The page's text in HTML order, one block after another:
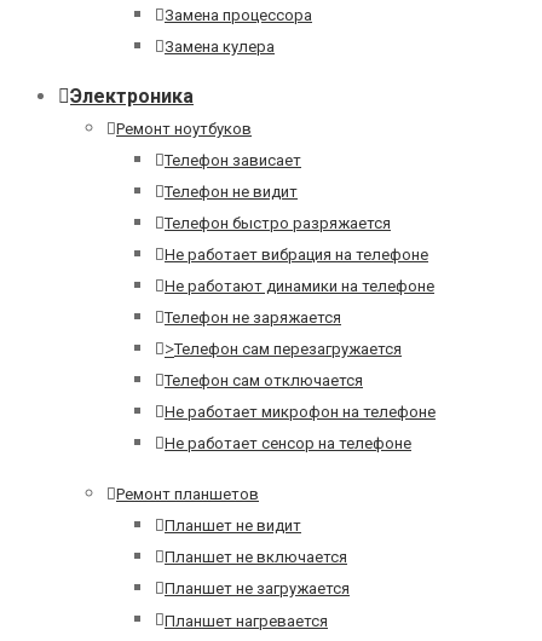
Замена процессора
Замена кулера
Электроника
Ремонт ноутбуков
Телефон зависает
Телефон не видит
Телефон быстро разряжается
Не работает вибрация на телефоне
Не работают динамики на телефоне
Телефон не заряжается
>Телефон сам перезагружается
Телефон сам отключается
Не работает микрофон на телефоне
Не работает сенсор на телефоне
Ремонт планшетов
Планшет не видит
Планшет не включается
Планшет не загружается
Планшет нагревается